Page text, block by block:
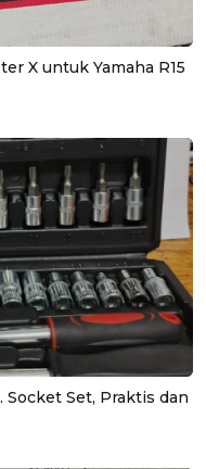
X untuk Yamaha R15
Socket Set, Praktis dan